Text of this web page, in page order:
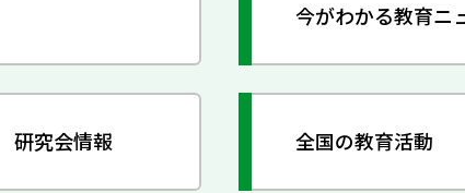
今がわかる教育ニ
研究会情報 全国の教育活動